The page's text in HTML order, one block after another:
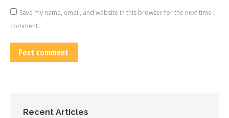
Save my name, email, and website in this browser for the next time I
comment.
Post comment
Recent Articles